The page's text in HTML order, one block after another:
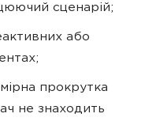
сценарій;
або
прокрутка
не знаходить